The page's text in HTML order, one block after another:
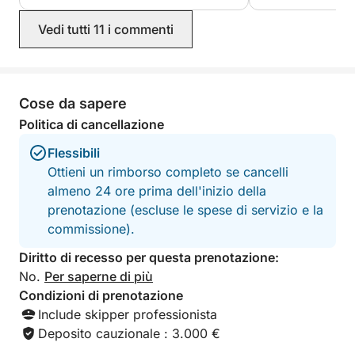
Vedi tutti 11 i commenti
Cose da sapere
Politica di cancellazione
Flessibili
Ottieni un rimborso completo se cancelli
almeno 24 ore prima dell'inizio della
prenotazione (escluse le spese di servizio e la
commissione).
Diritto di recesso per questa prenotazione:
No. Per saperne di più
Condizioni di prenotazione
Include skipper professionista
Deposito cauzionale : 3.000 €